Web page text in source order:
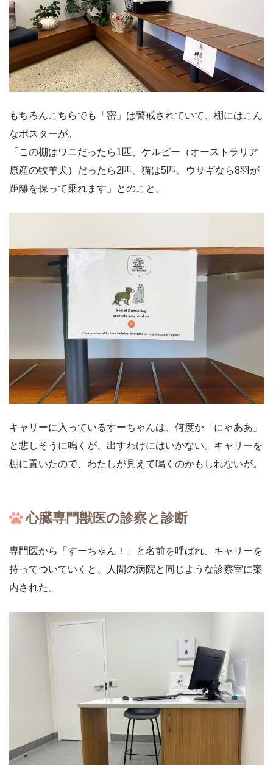
もちろんこちらでも「密」は警戒されていて、棚にはこん
なポスターが。
「この棚はワニだったら1匹、ケルピー（オーストラリア
原産の牧羊犬）だったら2匹、猫は5匹、ウサギなら8羽が
距離を保って乗れます」とのこと。
キャリーに入っているすーちゃんは、何度か「にゃああ」
と悲しそうに鳴くが、出すわけにはいかない。キャリーを
棚に置いたので、わたしが見えて鳴くのかもしれないが。
心臓専門獣医の診察と診断
専門医から「すーちゃん！」と名前を呼ばれ、キャリーを
持ってついていくと、人間の病院と同じような診察室に案
内された。